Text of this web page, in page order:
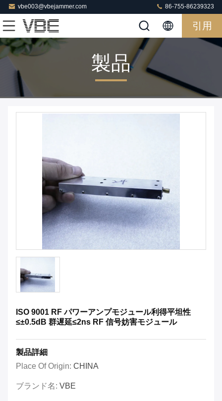
vbe003@vbejammer.com 86-755-86239323
引用
製品
ISO 9001 RF パワーアンプモジュール利得平坦性
≤±0.5dB 群遅延≤2ns RF 信号妨害モジュール
製品詳細
Place Of Origin: CHINA
ブランド名: VBE